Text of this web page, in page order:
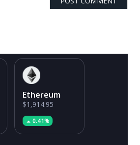
Ethereum
$1,914.95
0.41%